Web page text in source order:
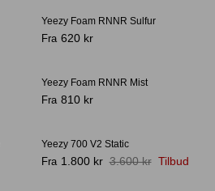
Yeezy Foam RNNR Sulfur
Fra 620 kr
Yeezy Foam RNNR Mist
Fra 810 kr
-50%
Yeezy 700 V2 Static
Fra 1.800 kr 3.600 kr Tilbud